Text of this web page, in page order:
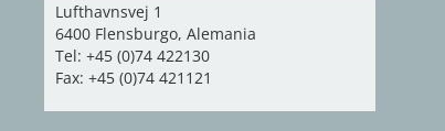
Lufthavnsvej 1
6400 Flensburgo, Alemania
Tel: +45 (0)74 422130
Fax: +45 (0)74 421121